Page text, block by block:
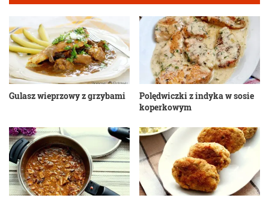
Gulasz wieprzowy z grzybami
Polędwiczki z indyka w sosie
koperkowym